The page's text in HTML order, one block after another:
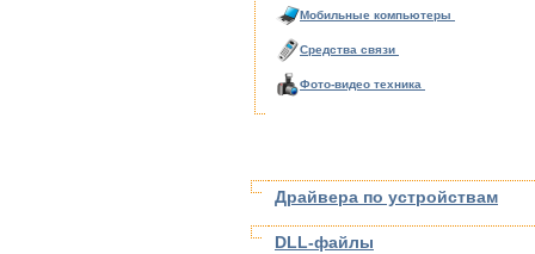
Мобильные компьютеры
Средства связи
Фото-видео техника
Драйвера по устройствам
DLL-файлы